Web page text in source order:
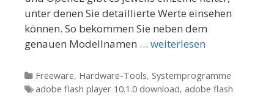
unter denen Sie detaillierte Werte einsehen
können. So bekommen Sie neben dem
genauen Modellnamen … weiterlesen
Kategorien
Freeware, Hardware-Tools, Systemprogramme
Tags
adobe flash player 10.1.0 download, adobe flash